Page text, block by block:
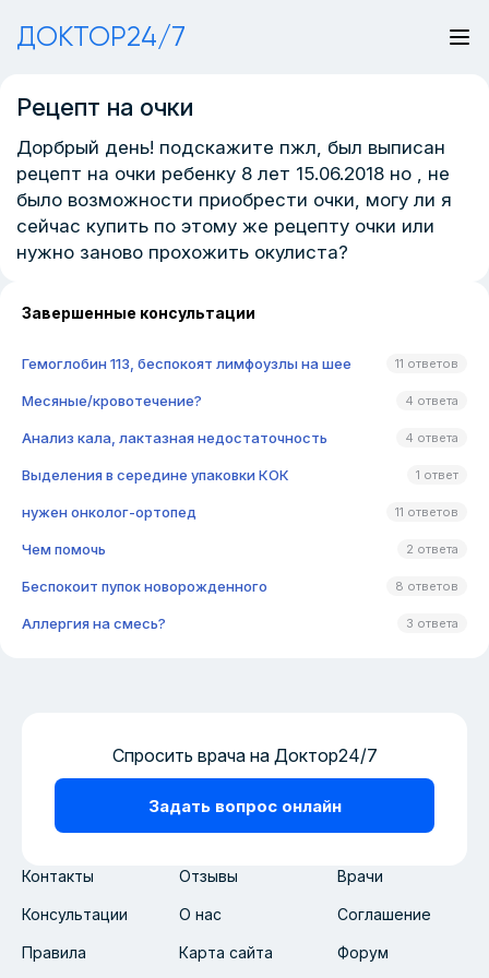
ДОКТОР24/7
Рецепт на очки
Дорбрый день! подскажите пжл, был выписан
рецепт на очки ребенку 8 лет 15.06.2018 но , не
было возможности приобрести очки, могу ли я
сейчас купить по этому же рецепту очки или
нужно заново прохожить окулиста?
Завершенные консультации
Гемоглобин 113, беспокоят лимфоузлы на шее 11 ответов
Месяные/кровотечение? 4 ответа
Анализ кала, лактазная недостаточность 4 ответа
Выделения в середине упаковки КОК 1 ответ
нужен онколог-ортопед 11 ответов
Чем помочь 2 ответа
Беспокоит пупок новорожденного 8 ответов
Аллергия на смесь? 3 ответа
Контакты Отзывы Врачи
Консультации О нас Соглашение
Правила Карта сайта Форум
Спросить врача на Доктор24/7
Задать вопрос онлайн